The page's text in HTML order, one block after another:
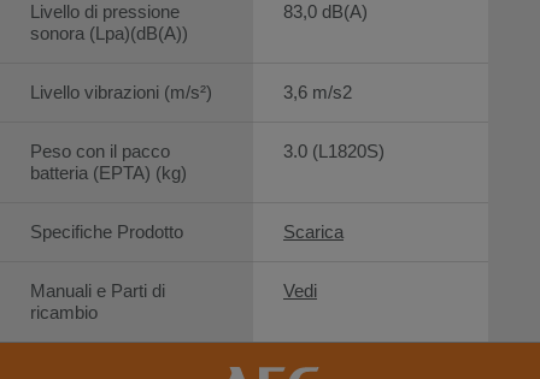
Livello di pressione
sonora (Lpa)(dB(A))
Livello vibrazioni (m/s²)
Peso con il pacco
batteria (EPTA) (kg)
Specifiche Prodotto
Manuali e Parti di
ricambio
83,0 dB(A)
3,6 m/s2
3.0 (L1820S)
Scarica
Vedi